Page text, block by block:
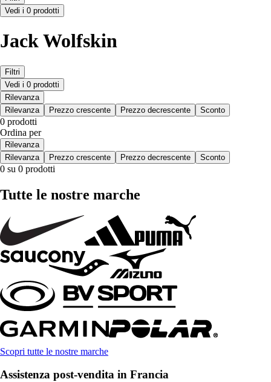
Vedi i 0 prodotti
Jack Wolfskin
Filtri
Vedi i 0 prodotti
Rilevanza
Rilevanza
Prezzo crescente Prezzo decrescente Sconto
0 prodotti
Ordina per
Rilevanza
Rilevanza
Prezzo crescente Prezzo decrescente Sconto
0 su 0 prodotti
Tutte le nostre marche
Scopri tutte le nostre marche
Assistenza post-vendita in Francia